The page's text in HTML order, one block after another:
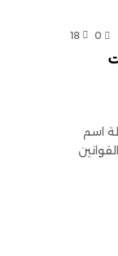
0
18
اسم